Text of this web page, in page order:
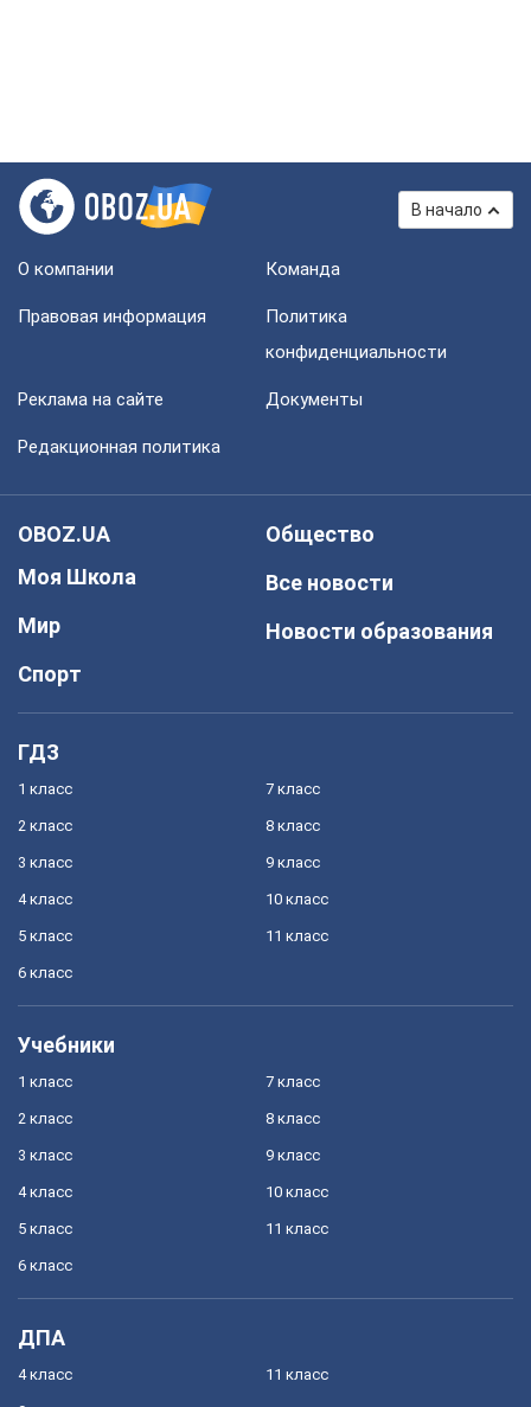
В начало
О компании Команда
Правовая информация
Политика
конфиденциальности
Реклама на сайте Документы
Редакционная политика
OBOZ.UA
Моя Школа
Мир
Спорт
Общество
Все новости
Новости образования
ГДЗ
1 класс
2 класс
3 класс
4 класс
5 класс
6 класс
7 класс
8 класс
9 класс
10 класс
11 класс
Учебники
1 класс
2 класс
3 класс
4 класс
5 класс
6 класс
7 класс
8 класс
9 класс
10 класс
11 класс
ДПА
4 класс 11 класс